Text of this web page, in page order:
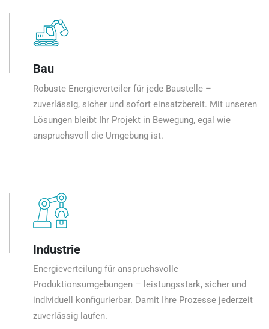
Bau
Robuste Energieverteiler für jede Baustelle –
zuverlässig, sicher und sofort einsatzbereit. Mit unseren
Lösungen bleibt Ihr Projekt in Bewegung, egal wie
anspruchsvoll die Umgebung ist.
Industrie
Energieverteilung für anspruchsvolle
Produktionsumgebungen – leistungsstark, sicher und
individuell konfigurierbar. Damit Ihre Prozesse jederzeit
zuverlässig laufen.